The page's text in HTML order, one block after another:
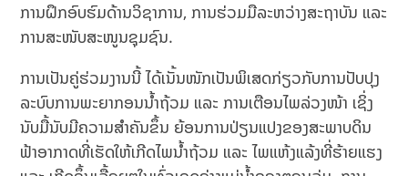
ການຝຶກອົບຮົມດ້ານວິຊາການ, ການຮ່ວມມືລະຫວ່າງສະຖາບັນ ແລະ
ການສະໜັບສະໜູນຊຸມຊົນ.
ການເປັນຄູ່ຮ່ວມງານນີ້ ໄດ້ເນັ້ນໜັກເປັນພິເສດກ່ຽວກັບການປັບປຸງ
ລະບົບການພະຍາກອນນ້ຳຖ້ວມ ແລະ ການເຕືອນໄພລ່ວງໜ້າ ເຊິ່ງ
ນັບມື້ນັບມີຄວາມສຳຄັນຂຶ້ນ ຍ້ອນການປ່ຽນແປງຂອງສະພາບດິນ
ຟ້າອາກາດທີ່ເຮັດໃຫ້ເກີດໄພນ້ຳຖ້ວມ ແລະ ໄພແຫ້ງແລ້ງທີ່ຮ້າຍແຮງ